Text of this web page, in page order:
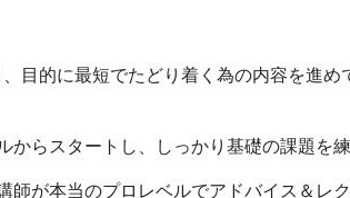
目的に最短でたどり着く為の内容を進
らスタートし、しっかり基礎の課題を練
が本当のプロレベルでアドバイス＆レク